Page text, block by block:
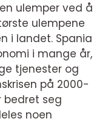
ulemper ved å
ulempene
i landet. Spania
i mange år,
tjenester og
på 2000-
bedret seg
noen